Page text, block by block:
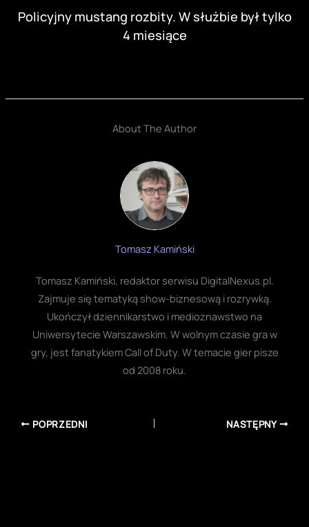
Policyjny mustang rozbity. W służbie był tylko
4 miesiące
About The Author
Tomasz Kamiński
Tomasz Kamiński, redaktor serwisu DigitalNexus.pl.
Zajmuje się tematyką show-biznesową i rozrywką.
Ukończył dziennikarstwo i medioznawstwo na
Uniwersytecie Warszawskim. W wolnym czasie gra w
gry, jest fanatykiem Call of Duty. W temacie gier pisze
od 2008 roku.
POPRZEDNI NASTĘPNY